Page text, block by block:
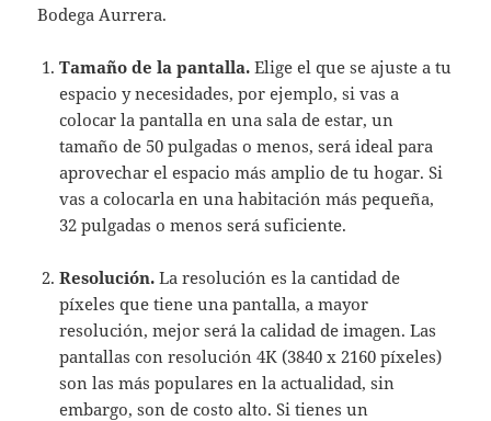
Bodega Aurrera.
Tamaño de la pantalla.Elige el que se ajuste a tu
espacio y necesidades, por ejemplo, si vas a
colocar la pantalla en una sala de estar, un
tamaño de 50 pulgadas o menos, será ideal para
aprovechar el espacio más amplio de tu hogar. Si
vas a colocarla en una habitación más pequeña,
32 pulgadas o menos será suficiente.
Resolución.La resolución es la cantidad de
píxeles que tiene una pantalla, a mayor
resolución, mejor será la calidad de imagen. Las
pantallas con resolución 4K (3840 x 2160 píxeles)
son las más populares en la actualidad, sin
embargo, son de costo alto. Si tienes un